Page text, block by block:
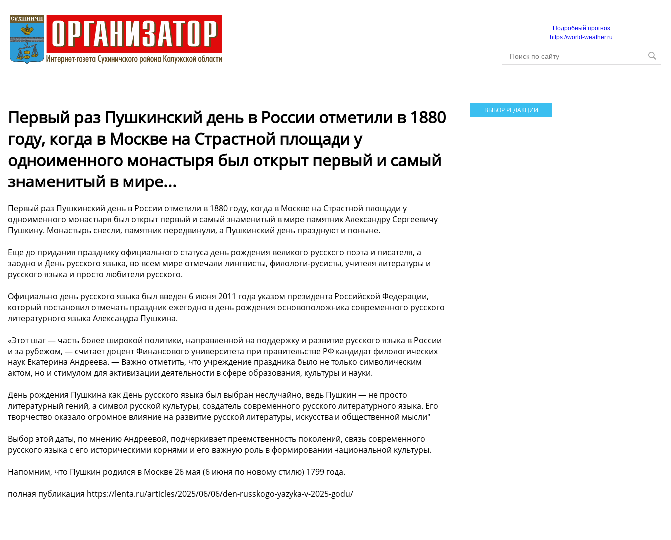
Подробный прогноз
https://world-weather.ru
Первый раз Пушкинский день в России отметили в 1880
году, когда в Москве на Страстной площади у
одноименного монастыря был открыт первый и самый
знаменитый в мире...
Первый раз Пушкинский день в России отметили в 1880 году, когда в Москве на Страстной площади у
одноименного монастыря был открыт первый и самый знаменитый в мире памятник Александру Сергеевичу
Пушкину. Монастырь снесли, памятник передвинули, а Пушкинский день празднуют и поныне.
Еще до придания празднику официального статуса день рождения великого русского поэта и писателя, а
заодно и День русского языка, во всем мире отмечали лингвисты, филологи-русисты, учителя литературы и
русского языка и просто любители русского.
Официально день русского языка был введен 6 июня 2011 года указом президента Российской Федерации,
который постановил отмечать праздник ежегодно в день рождения основоположника современного русского
литературного языка Александра Пушкина.
«Этот шаг — часть более широкой политики, направленной на поддержку и развитие русского языка в России
и за рубежом, — считает доцент Финансового университета при правительстве РФ кандидат филологических
наук Екатерина Андреева. — Важно отметить, что учреждение праздника было не только символическим
актом, но и стимулом для активизации деятельности в сфере образования, культуры и науки.
День рождения Пушкина как День русского языка был выбран неслучайно, ведь Пушкин — не просто
литературный гений, а символ русской культуры, создатель современного русского литературного языка. Его
творчество оказало огромное влияние на развитие русской литературы, искусства и общественной мысли"
Выбор этой даты, по мнению Андреевой, подчеркивает преемственность поколений, связь современного
русского языка с его историческими корнями и его важную роль в формировании национальной культуры.
Напомним, что Пушкин родился в Москве 26 мая (6 июня по новому стилю) 1799 года.
полная публикация https://lenta.ru/articles/2025/06/06/den-russkogo-yazyka-v-2025-godu/
ВЫБОР РЕДАКЦИИ